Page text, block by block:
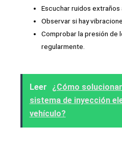
Escuchar ruidos extraños
Observar si hay
Comprobar la presión de
regularmente.
Leer
¿Cómo
sistema de inyección
vehículo?